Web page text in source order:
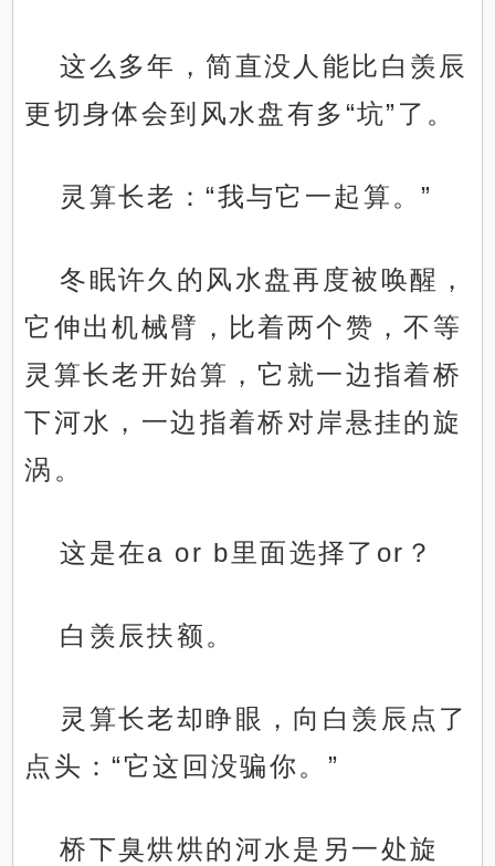
这么多年，简直没人能比白羡辰
更切身体会到风水盘有多“坑”了。
灵算长老：“我与它一起算。”
冬眠许久的风水盘再度被唤醒，
它伸出机械臂，比着两个赞，不等
灵算长老开始算，它就一边指着桥
下河水，一边指着桥对岸悬挂的旋
涡。
这是在a or b里面选择了or？
白羡辰扶额。
灵算长老却睁眼，向白羡辰点了
点头：“它这回没骗你。”
桥下臭烘烘的河水是另一处旋